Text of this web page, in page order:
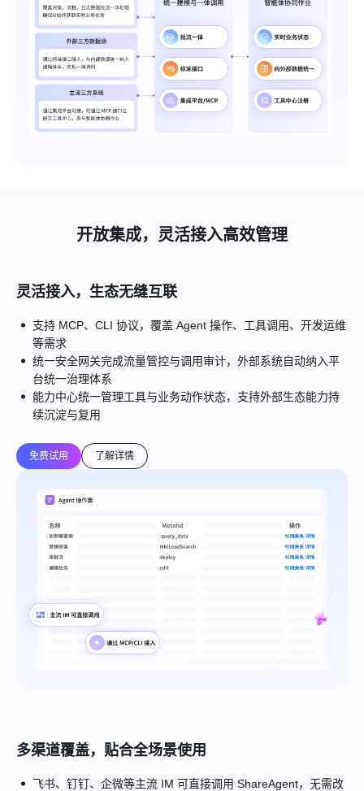
开放集成，灵活接入高效管理
灵活接入，生态无缝互联
支持 MCP、CLI 协议，覆盖 Agent 操作、工具调用、开发运维
等需求
统一安全网关完成流量管控与调用审计，外部系统自动纳入平
台统一治理体系
能力中心统一管理工具与业务动作状态，支持外部生态能力持
续沉淀与复用
免费试用 了解详情
多渠道覆盖，贴合全场景使用
飞书、钉钉、企微等主流 IM 可直接调用 ShareAgent，无需改